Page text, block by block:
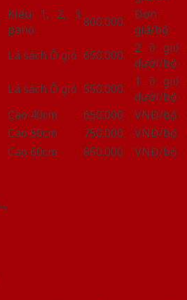
Kiểu 1, 2, 3
pano
800.000
Đơn
giá/bộ
Lá sách Ô gió 650.000
2 ô gió
dưới/bộ
Lá sách Ô gió 550.000
1 ô gió
dưới/bộ
Cao 40cm 650.000
VNĐ/bộ
Cao 50cm 750.000
VNĐ/bộ
Cao 60cm 850.000 VNĐ/bộ